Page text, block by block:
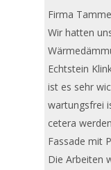
Firma
Wir hatten
Echtstein
ist es sehr
wartungsfrei
cetera
Fassade mit
Die Arbeiten